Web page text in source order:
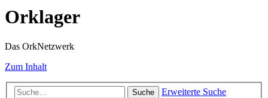
Orklager
Das OrkNetzwerk
Zum Inhalt
Suche Erweiterte Suche